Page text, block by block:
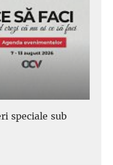
speciale sub